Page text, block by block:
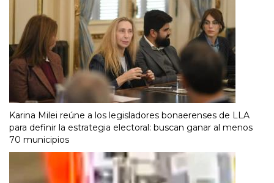
Karina Milei reúne a los legisladores bonaerenses de LLA
para definir la estrategia electoral: buscan ganar al menos
70 municipios